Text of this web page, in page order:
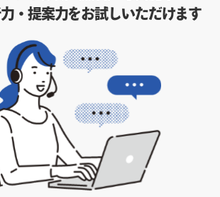
・提案力をお試しいただけます